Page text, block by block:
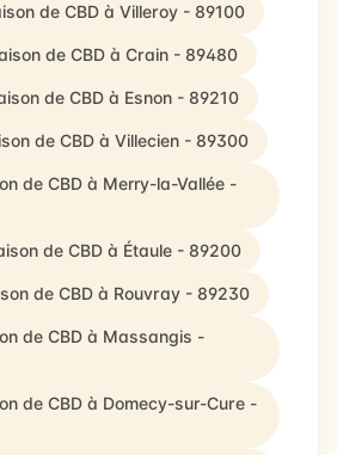
de CBD à Villeroy - 89100
de CBD à Crain - 89480
de CBD à Esnon - 89210
de CBD à Villecien - 89300
de CBD à Merry-la-Vallée -
de CBD à Étaule - 89200
de CBD à Rouvray - 89230
de CBD à Massangis -
de CBD à Domecy-sur-Cure -